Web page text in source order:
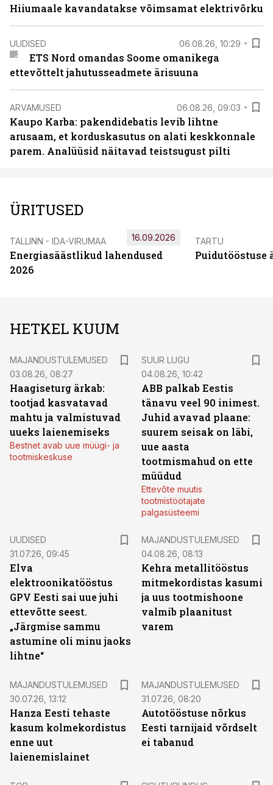
Hiiumaale kavandatakse võimsamat elektrivõrku
UUDISED 06.08.26, 10:29
ETS Nord omandas Soome omanikega
ettevõttelt jahutusseadmete ärisuuna
ARVAMUSED 06.08.26, 09:03
Kaupo Karba: pakendidebatis levib lihtne
arusaam, et korduskasutus on alati keskkonnale
parem. Analüüsid näitavad teistsugust pilti
ÜRITUSED
TALLINN - IDA-VIRUMAA
Energiasäästlikud lahendused
2026
16.09.2026 TARTU
Puidutööstuse
HETKEL KUUM
MAJANDUSTULEMUSED
03.08.26, 08:27
Haagiseturg ärkab:
tootjad kasvatavad
mahtu ja valmistuvad
uueks laienemiseks
Bestnet avab uue müügi- ja
tootmiskeskuse
SUUR LUGU
04.08.26, 10:42
ABB palkab Eestis
tänavu veel 90 inimest.
Juhid avavad plaane:
suurem seisak on läbi,
uue aasta
tootmismahud on ette
müüdud
Ettevõte muutis
tootmistöötajate
palgasüsteemi
UUDISED
31.07.26, 09:45
Elva
elektroonikatööstus
GPV Eesti sai uue juhi
ettevõtte seest.
„Järgmise sammu
astumine oli minu jaoks
lihtne“
MAJANDUSTULEMUSED
04.08.26, 08:13
Kehra metallitööstus
mitmekordistas kasumi
ja uus tootmishoone
valmib plaanitust
varem
MAJANDUSTULEMUSED
30.07.26, 13:12
Hanza Eesti tehaste
kasum kolmekordistus
enne uut
laienemislainet
MAJANDUSTULEMUSED
31.07.26, 08:20
Autotööstuse nõrkus
Eesti tarnijaid võrdselt
ei tabanud